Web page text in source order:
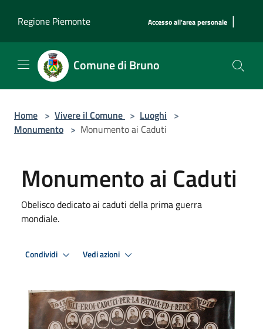
Regione Piemonte
Accesso all'area personale |
Comune di Bruno
Home > Vivere il Comune > Luoghi >
Monumento > Monumento ai Caduti
Monumento ai Caduti
Obelisco dedicato ai caduti della prima guerra
mondiale.
Condividi Vedi azioni